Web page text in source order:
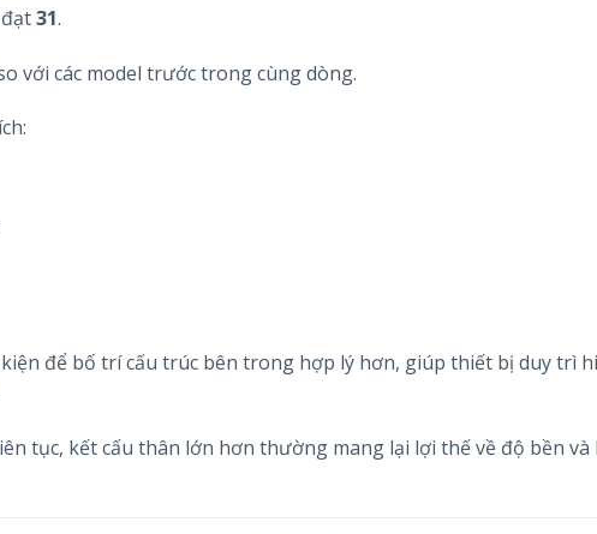
31.
với các model trước trong cùng dòng.
để bố trí cấu trúc bên trong hợp lý hơn, giúp thiết bị duy trì
tục, kết cấu thân lớn hơn thường mang lại lợi thế về độ bền và